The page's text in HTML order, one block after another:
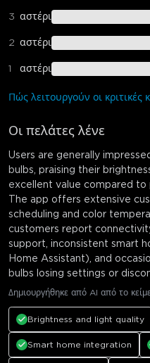
3 αστέρι
2 αστέρι
1 αστέρι
Πώς λειτουργούν οι κριτικές
Οι πελάτες λένε
Users are generally
bulbs, praising their
excellent value compared to
The app offers extensive
scheduling and color
customers report
support, inconsistent smart
Home Assistant), and
bulbs losing settings or
Δημιουργήθηκε από AI από το
Brightness and light quality
Smart home integration